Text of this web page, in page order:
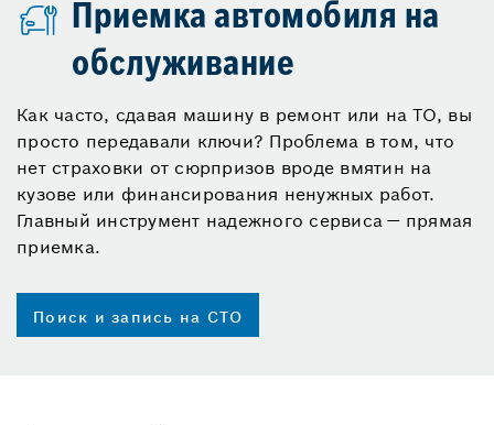
Приемка автомобиля на
обслуживание
Как часто, сдавая машину в ремонт или на ТО, вы
просто передавали ключи? Проблема в том, что
нет страховки от сюрпризов вроде вмятин на
кузове или финансирования ненужных работ.
Главный инструмент надежного сервиса — прямая
приемка.
Поиск и запись на СТО